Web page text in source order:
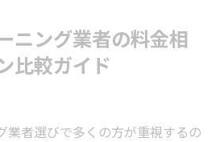
ニング業者の料金相
比較ガイド
業者選びで多くの方が重視するの